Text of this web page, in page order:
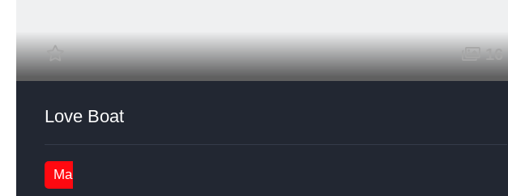
16
Love Boat
Мармарис